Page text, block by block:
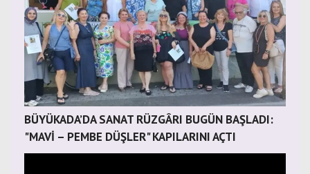
BÜYÜKADA’DA SANAT RÜZGÂRI BUGÜN BAŞLADI:
"MAVİ – PEMBE DÜŞLER" KAPILARINI AÇTI